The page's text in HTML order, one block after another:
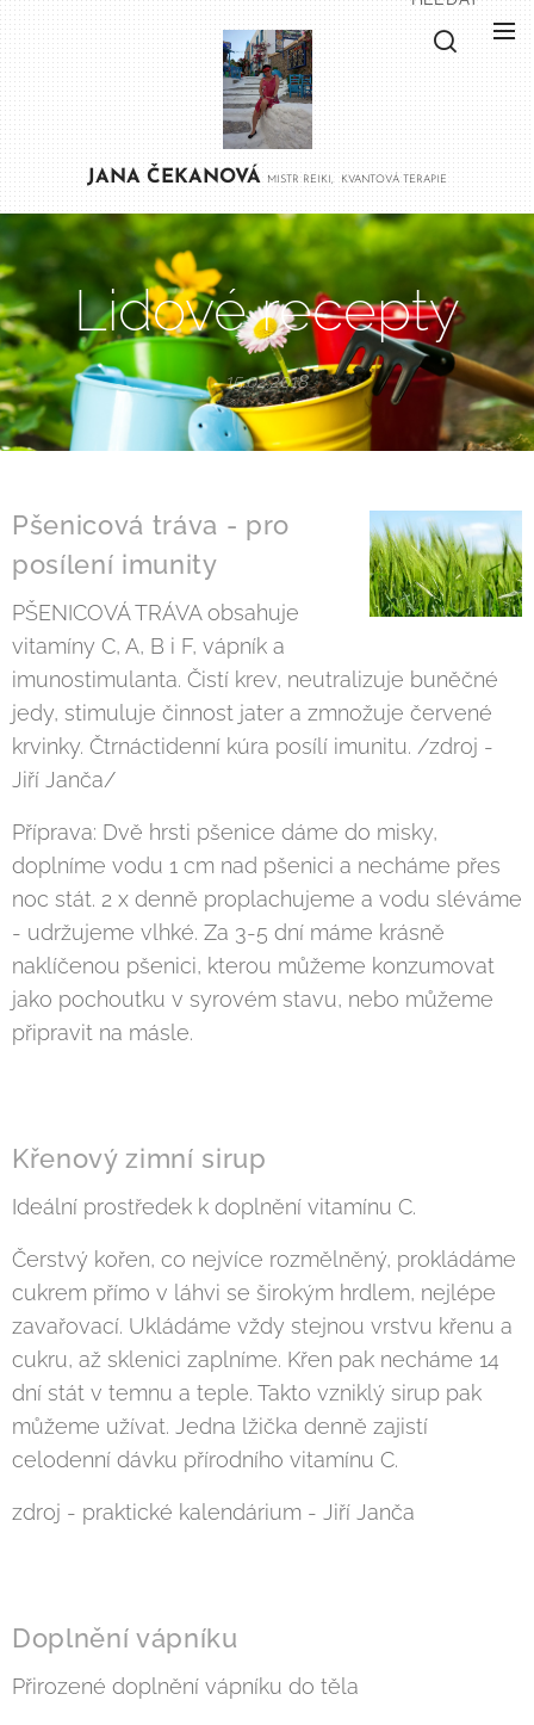
JANAČEKANOVÁ MISTR REIKI, KVANTOVÁ TERAPIE
Lidové recepty
15.02.2018
Pšenicová tráva - pro
posílení imunity
PŠENICOVÁ TRÁVA obsahuje
vitamíny C, A, B i F, vápník a
imunostimulanta. Čistí krev, neutralizuje buněčné
jedy, stimuluje činnost jater a zmnožuje červené
krvinky. Čtrnáctidenní kúra posílí imunitu. /zdroj -
Jiří Janča/
Příprava: Dvě hrsti pšenice dáme do misky,
doplníme vodu 1 cm nad pšenici a necháme přes
noc stát. 2 x denně proplachujeme a vodu sléváme
- udržujeme vlhké. Za 3-5 dní máme krásně
naklíčenou pšenici, kterou můžeme konzumovat
jako pochoutku v syrovém stavu, nebo můžeme
připravit na másle.
Křenový zimní sirup
Ideální prostředek k doplnění vitamínu C.
Čerstvý kořen, co nejvíce rozmělněný, prokládáme
cukrem přímo v láhvi se širokým hrdlem, nejlépe
zavařovací. Ukládáme vždy stejnou vrstvu křenu a
cukru, až sklenici zaplníme. Křen pak necháme 14
dní stát v temnu a teple. Takto vzniklý sirup pak
můžeme užívat. Jedna lžička denně zajistí
celodenní dávku přírodního vitamínu C.
zdroj - praktické kalendárium - Jiří Janča
Doplnění vápníku
Přirozené doplnění vápníku do těla